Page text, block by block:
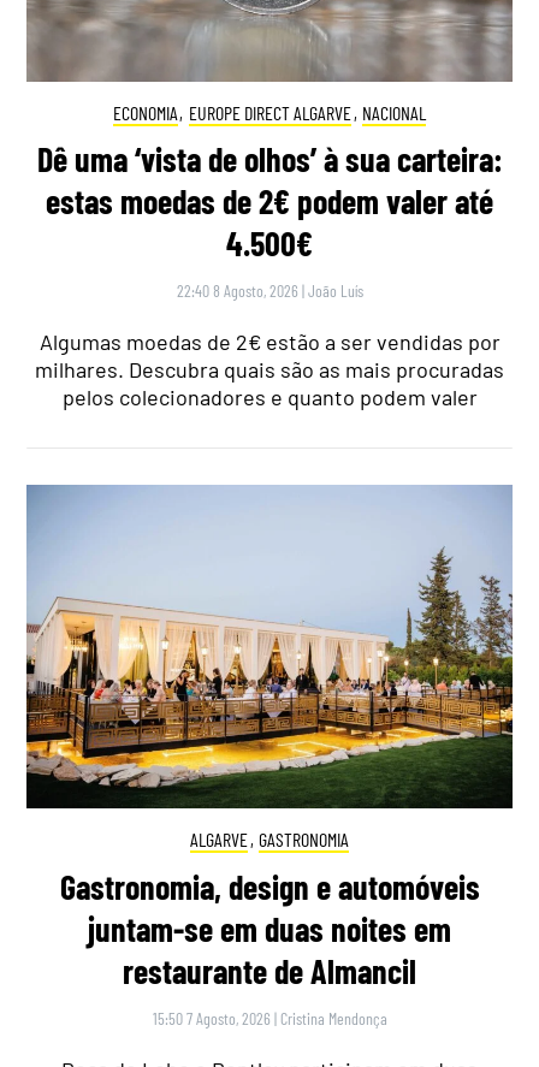
ECONOMIA, EUROPE DIRECT ALGARVE, NACIONAL
Dê uma ‘vista de olhos’ à sua carteira:
estas moedas de 2€ podem valer até
4.500€
22:40 8 Agosto, 2026 |João Luís
Algumas moedas de 2€ estão a ser vendidas por
milhares. Descubra quais são as mais procuradas
pelos colecionadores e quanto podem valer
ALGARVE, GASTRONOMIA
Gastronomia, design e automóveis
juntam-se em duas noites em
restaurante de Almancil
15:50 7 Agosto, 2026 | Cristina Mendonça